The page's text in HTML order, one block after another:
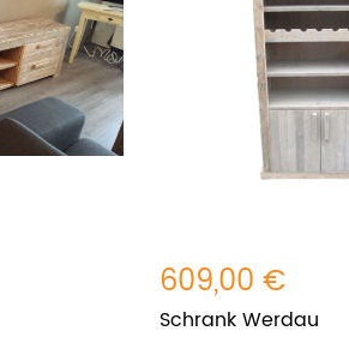
609,00 €
Schrank Werdau